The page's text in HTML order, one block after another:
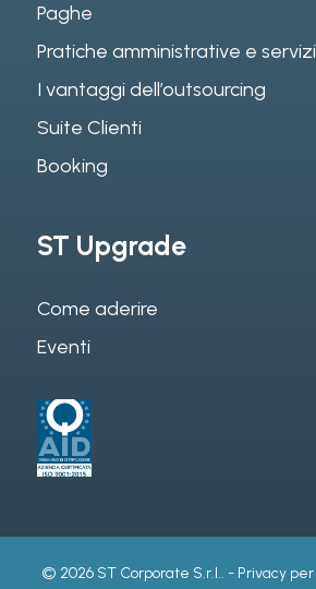
Paghe
Pratiche amministrative e
I vantaggi dell’outsourcing
Suite Clienti
Booking
ST Upgrade
Come aderire
Eventi
© 2026 ST Corporate S.r.l.. - Privacy